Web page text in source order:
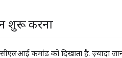
शुरू करना
कमांड को दिखाता है. ज़्यादा